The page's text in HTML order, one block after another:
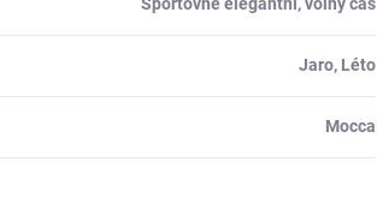
Sportovně elegantní, volný čas
Jaro, Léto
Mocca